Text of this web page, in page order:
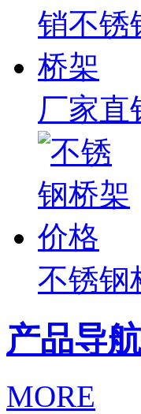
厂家
不锈钢
产品导航
MORE